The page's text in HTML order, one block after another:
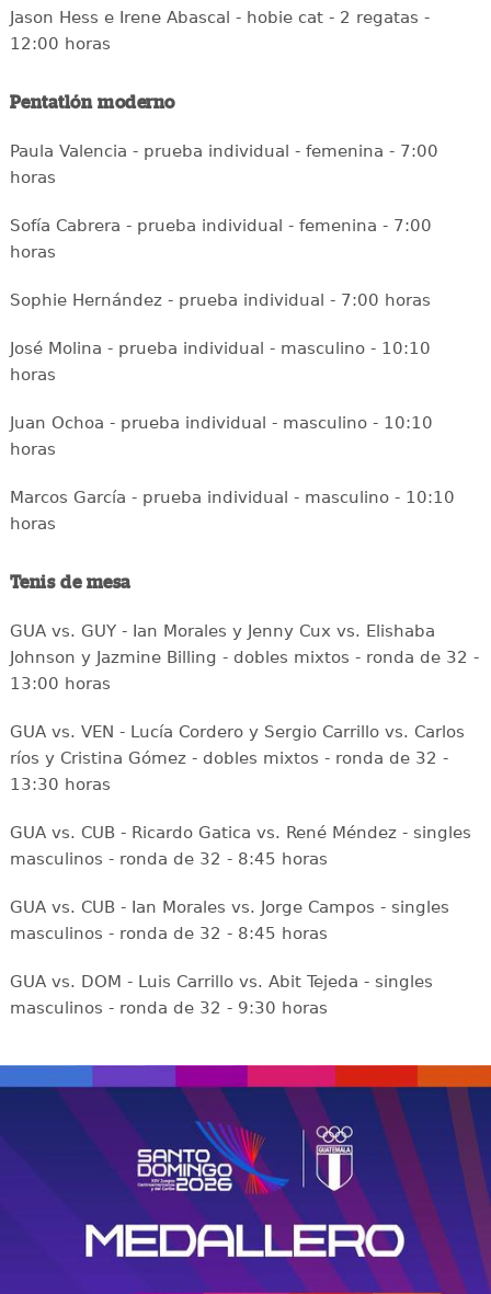
Jason Hess e Irene Abascal - hobie cat - 2 regatas -
12:00 horas
Pentatlón moderno
Paula Valencia - prueba individual - femenina - 7:00
horas
Sofía Cabrera - prueba individual - femenina - 7:00
horas
Sophie Hernández - prueba individual - 7:00 horas
José Molina - prueba individual - masculino - 10:10
horas
Juan Ochoa - prueba individual - masculino - 10:10
horas
Marcos García - prueba individual - masculino - 10:10
horas
Tenis de mesa
GUA vs. GUY - Ian Morales y Jenny Cux vs. Elishaba
Johnson y Jazmine Billing - dobles mixtos - ronda de 32 -
13:00 horas
GUA vs. VEN - Lucía Cordero y Sergio Carrillo vs. Carlos
ríos y Cristina Gómez - dobles mixtos - ronda de 32 -
13:30 horas
GUA vs. CUB - Ricardo Gatica vs. René Méndez - singles
masculinos - ronda de 32 - 8:45 horas
GUA vs. CUB - Ian Morales vs. Jorge Campos - singles
masculinos - ronda de 32 - 8:45 horas
GUA vs. DOM - Luis Carrillo vs. Abit Tejeda - singles
masculinos - ronda de 32 - 9:30 horas